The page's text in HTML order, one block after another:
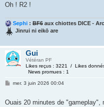
Oh ! R2 !
Sephi : BF6 aux chiottes DICE -
Jinrui ni eikō are
Gui
Vétéran PF
Likes reçus : 3221 / Likes
News promues : 1
mer. 3 juin 2026 00:04
Ouais 20 minutes de "gameplay",